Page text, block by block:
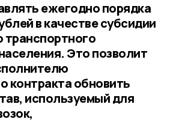
ежегодно порядка
в качестве субсидии
транспортного
Это позволит
контракта обновить
используемый для